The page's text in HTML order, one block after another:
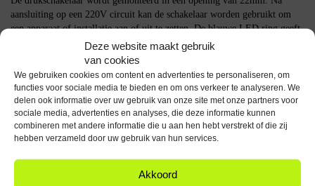
Deze website maakt gebruik
van cookies
We gebruiken cookies om content en advertenties te personaliseren, om
functies voor sociale media te bieden en om ons verkeer te analyseren. We
delen ook informatie over uw gebruik van onze site met onze partners voor
sociale media, advertenties en analyses, die deze informatie kunnen
combineren met andere informatie die u aan hen hebt verstrekt of die zij
hebben verzameld door uw gebruik van hun services.
Akkoord
aansluiting op een 220V circuit kan de schakelaar worden gebruikt om
een apparaat of installatie aan of uit te zetten. De blauwe LED ring geeft
aan wanneer de schakelaar is ingeschakeld.
Specificaties
Producttype: Drukschakelaar ON-OFF
Aansluiting: 220V
Formaat: 22mm
Materiaal: Metaal